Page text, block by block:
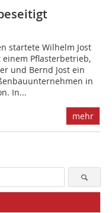
startete Wilhelm Jost
einem Pflasterbetrieb,
und Bernd Jost ein
in
In...
mehr